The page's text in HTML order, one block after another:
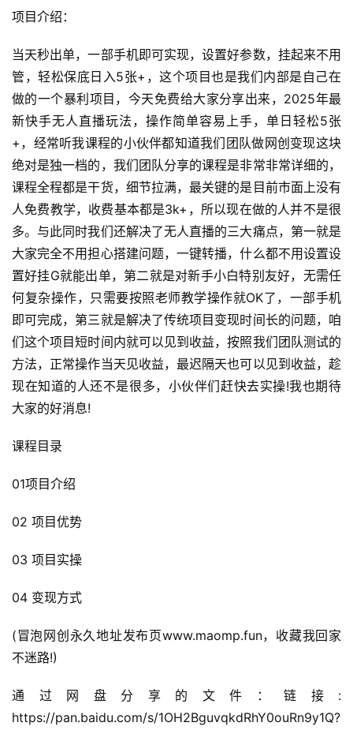
项目介绍：
当天秒出单，一部手机即可实现，设置好参数，挂起来不用
管，轻松保底日入5张+，这个项目也是我们内部是自己在
做的一个暴利项目，今天免费给大家分享出来，2025年最
新快手无人直播玩法，操作简单容易上手，单日轻松5张
+，经常听我课程的小伙伴都知道我们团队做网创变现这块
绝对是独一档的，我们团队分享的课程是非常非常详细的，
课程全程都是干货，细节拉满，最关键的是目前市面上没有
人免费教学，收费基本都是3k+，所以现在做的人并不是很
多。与此同时我们还解决了无人直播的三大痛点，第一就是
大家完全不用担心搭建问题，一键转播，什么都不用设置设
置好挂G就能出单，第二就是对新手小白特别友好，无需任
何复杂操作，只需要按照老师教学操作就OK了，一部手机
即可完成，第三就是解决了传统项目变现时间长的问题，咱
们这个项目短时间内就可以见到收益，按照我们团队测试的
方法，正常操作当天见收益，最迟隔天也可以见到收益，趁
现在知道的人还不是很多，小伙伴们赶快去实操!我也期待
大家的好消息!
课程目录
01项目介绍
02 项目优势
03 项目实操
04 变现方式
(冒泡网创永久地址发布页www.maomp.fun，收藏我回家
不迷路!)
通过网盘分享的文件：链接:
https://pan.baidu.com/s/1OH2BguvqkdRhY0ouRn9y1Q?